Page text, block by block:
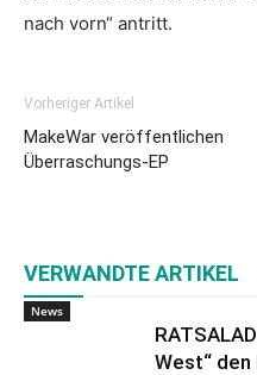
nach vorn“ antritt.
Vorheriger Artikel
MakeWar veröffentlichen
Überraschungs-EP
VERWANDTE ARTIKEL
News
West“